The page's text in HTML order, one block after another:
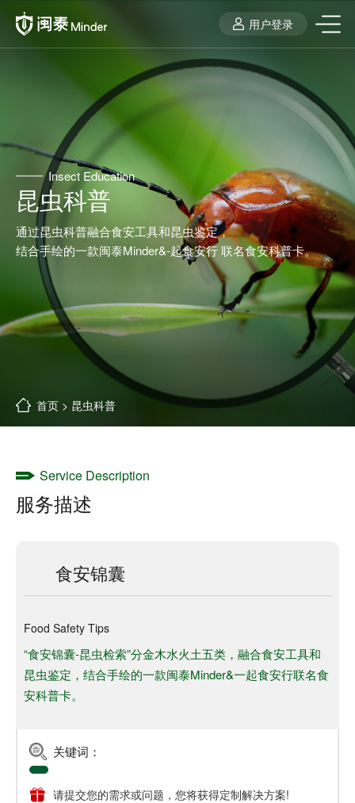
用户登录
Insect Education
昆虫科普
通过昆虫科普融合食安工具和昆虫鉴定，
结合手绘的一款闽泰Minder&-起食安行 联名食安科普卡。
首页 > 昆虫科普
Service Description
服务描述
食安锦囊
Food Safety Tips
“食安锦囊-昆虫检索”分金木水火土五类，融合食安工具和
昆虫鉴定，结合手绘的一款闽泰Minder&一起食安行联名食
安科普卡。
关键词：
请提交您的需求或问题，您将获得定制解决方案!